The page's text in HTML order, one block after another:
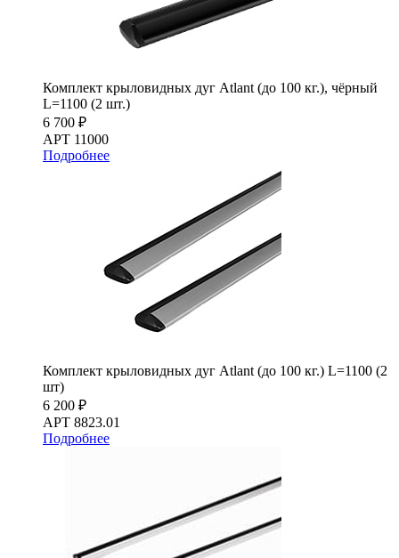
Комплект крыловидных дуг Atlant (до 100 кг.), чёрный
L=1100 (2 шт.)
6 700 ₽
АРТ 11000
Подробнее
Комплект крыловидных дуг Atlant (до 100 кг.) L=1100 (2
шт)
6 200 ₽
АРТ 8823.01
Подробнее